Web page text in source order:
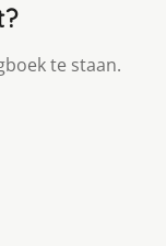
te staan.